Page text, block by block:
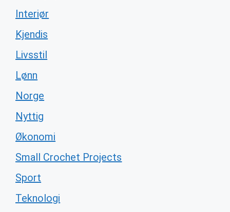
Interiør
Kjendis
Livsstil
Lønn
Norge
Nyttig
Økonomi
Small Crochet Projects
Sport
Teknologi